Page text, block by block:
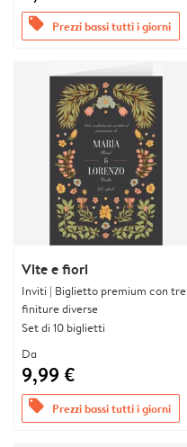
offers Prezzi bassi tutti i giorni
Vite e fiori
Inviti | Biglietto premium con tre
finiture diverse
Set di 10 biglietti
Da
9,99 €
offers Prezzi bassi tutti i giorni